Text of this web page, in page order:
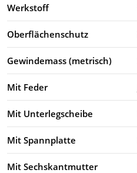
Werkstoff
Oberflächenschutz
Gewindemass (metrisch)
Mit Feder
Mit Unterlegscheibe
Mit Spannplatte
Mit Sechskantmutter